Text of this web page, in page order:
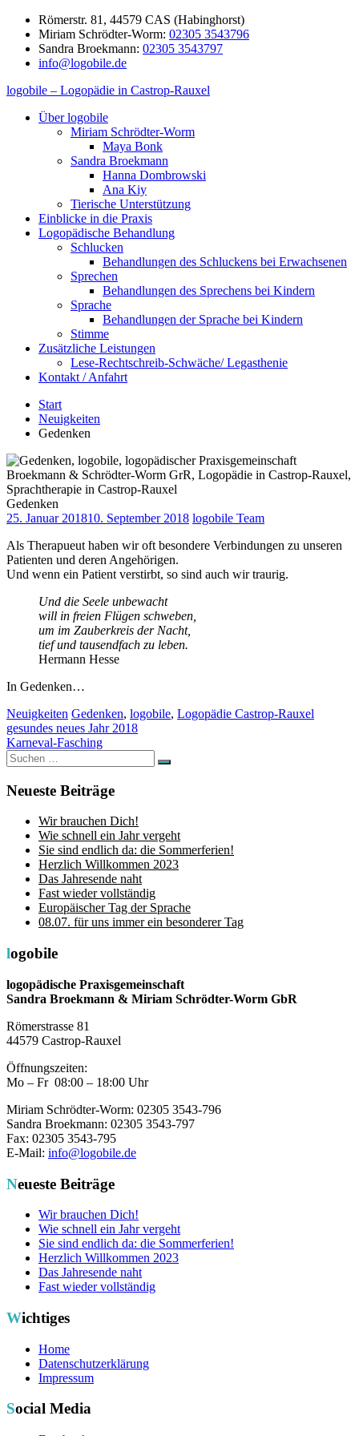
Zum
Inhalt
springen
Römerstr. 81, 44579 CAS (Habinghorst)
Miriam Schrödter-Worm: 02305 3543796
Sandra Broekmann: 02305 3543797
info@logobile.de
logobile – Logopädie in Castrop-Rauxel
logobile
logopädische
Praxisgemeinschaft
Über logobile
Miriam Schrödter-Worm
Maya Bonk
Sandra Broekmann
Hanna Dombrowski
Ana Kiy
Tierische Unterstützung
Einblicke in die Praxis
Logopädische Behandlung
Schlucken
Behandlungen des Schluckens bei Erwachsenen
Sprechen
Behandlungen des Sprechens bei Kindern
Sprache
Behandlungen der Sprache bei Kindern
Stimme
Zusätzliche Leistungen
Lese-Rechtschreib-Schwäche/ Legasthenie
Kontakt / Anfahrt
Start
Neuigkeiten
Gedenken
Gedenken
25. Januar 201810. September 2018 logobile Team
Als Therapueut haben wir oft besondere Verbindungen zu unseren
Patienten und deren Angehörigen.
Und wenn ein Patient verstirbt, so sind auch wir traurig.
Und die Seele unbewacht
will in freien Flügen schweben,
um im Zauberkreis der Nacht,
tief und tausendfach zu leben.
Hermann Hesse
In Gedenken…
Neuigkeiten Gedenken, logobile, Logopädie Castrop-Rauxel
Beitragsnavigation
gesundes neues Jahr 2018
Karneval-Fasching
Suchen
nach:
Suchen
Neueste Beiträge
Wir brauchen Dich!
Wie schnell ein Jahr vergeht
Sie sind endlich da: die Sommerferien!
Herzlich Willkommen 2023
Das Jahresende naht
Fast wieder vollständig
Europäischer Tag der Sprache
08.07. für uns immer ein besonderer Tag
logobile
logopädische Praxisgemeinschaft
Sandra Broekmann & Miriam Schrödter-Worm GbR
Römerstrasse 81
44579 Castrop-Rauxel
Öffnungszeiten:
Mo – Fr 08:00 – 18:00 Uhr
Miriam Schrödter-Worm: 02305 3543-796
Sandra Broekmann: 02305 3543-797
Fax: 02305 3543-795
E-Mail: info@logobile.de
Neueste Beiträge
Wir brauchen Dich!
Wie schnell ein Jahr vergeht
Sie sind endlich da: die Sommerferien!
Herzlich Willkommen 2023
Das Jahresende naht
Fast wieder vollständig
Wichtiges
Home
Datenschutzerklärung
Impressum
Social Media